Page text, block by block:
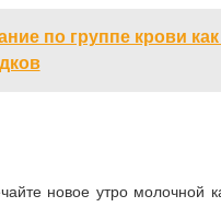
по группе крови
новое утро молочной